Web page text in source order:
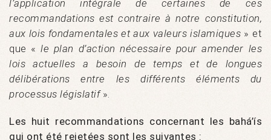
l’application intégrale de certaines de ces
recommandations est contraire à notre constitution,
aux lois fondamentales et aux valeurs islamiques » et
que «le plan d’action nécessaire pour amender les
lois actuelles a besoin de temps et de longues
délibérations entre les différents éléments du
processus législatif».
Les huit recommandations concernant les bahá’ís
qui ont été rejetées sont les suivantes :